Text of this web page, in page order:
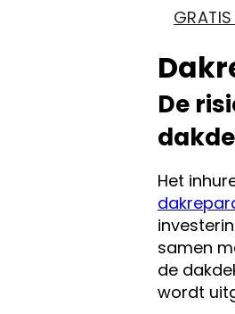
GRATIS
De
Het
samen
de
wordt